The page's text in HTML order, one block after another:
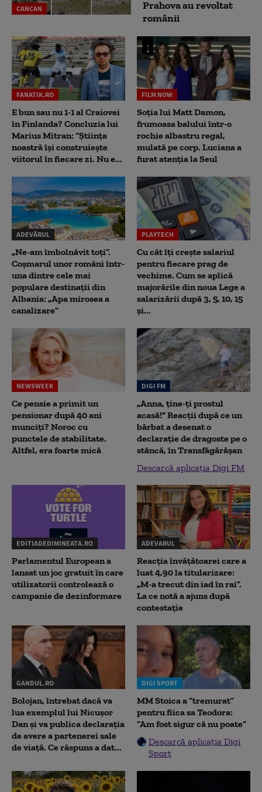
CANCAN
Prahova au revoltat
românii
FANATIK.RO
E bun sau nu 1-1 al Craiovei
în Finlanda? Concluzia lui
Marius Mitran: “Știința
noastră își construiește
viitorul în fiecare zi. Nu e...
FILM NOW
Soția lui Matt Damon,
frumoasa balului într-o
rochie albastru regal,
mulată pe corp. Luciana a
furat atenția la Seul
ADEVĂRUL
„Ne-am îmbolnăvit toți”.
Coșmarul unor români într-
una dintre cele mai
populare destinații din
Albania: „Apa mirosea a
canalizare”
PLAYTECH
Cu cât îți crește salariul
pentru fiecare prag de
vechime. Cum se aplică
majorările din noua Lege a
salarizării după 3, 5, 10, 15
și...
NEWSWEEK
Ce pensie a primit un
pensionar după 40 ani
munciți? Noroc cu
punctele de stabilitate.
Altfel, era foarte mică
DIGI FM
„Anna, ţine-ţi prostul
acasă!" Reacţii după ce un
bărbat a desenat o
declaraţie de dragoste pe o
stâncă, în Transfăgărăşan
Descarcă aplicația Digi FM
EDITIADEDIMINEATA.RO
Parlamentul European a
lansat un joc gratuit în care
utilizatorii controlează o
campanie de dezinformare
ADEVARUL
Reacția învățătoarei care a
luat 4,90 la titularizare:
„M-a trecut din iad în rai”.
La ce notă a ajuns după
contestație
GANDUL.RO
Bolojan, întrebat dacă va
lua exemplul lui Nicușor
Dan și va publica declarația
de avere a partenerei sale
de viață. Ce răspuns a dat...
DIGI SPORT
MM Stoica a ”tremurat”
pentru fiica sa Teodora:
”Am fost sigur că nu poate”
Descarcă aplicația Digi
Sport